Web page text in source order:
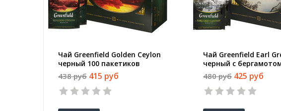
Чай Greenfield Golden Ceylon
черный 100 пакетиков
438 руб 415 руб
Чай Greenfield Earl
черный с
пакетиков
480 руб 425 руб